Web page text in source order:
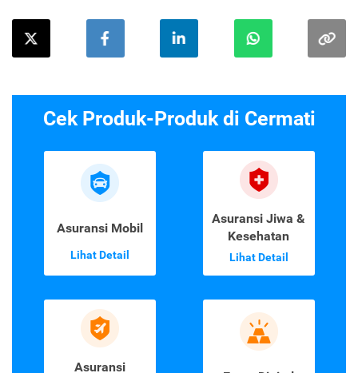
Cek Produk-Produk di Cermati
Asuransi Mobil
Lihat Detail
Asuransi Jiwa &
Kesehatan
Lihat Detail
Asuransi